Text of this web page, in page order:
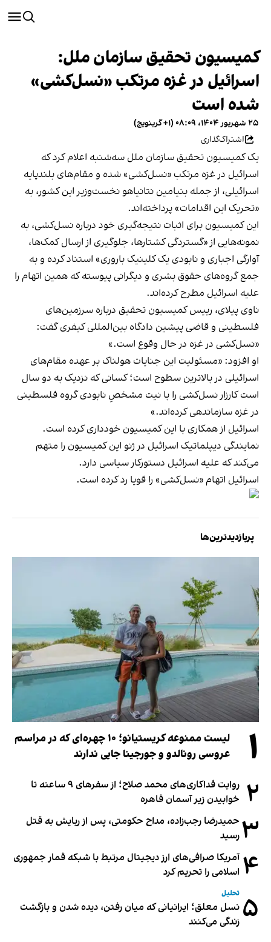
کمیسیون تحقیق سازمان ملل:
اسرائیل در غزه مرتکب «نسل‌کشی»
شده است
۲۵ شهریور ۱۴۰۴، ۰۸:۰۹ (‎+۱ گرینویچ)
اشتراک‌گذاری
یک کمیسیون تحقیق سازمان ملل سه‌شنبه اعلام کرد که
اسرائیل در غزه مرتکب «نسل‌کشی» شده و مقام‌های بلندپایه‌
اسرائیلی، از جمله بنیامین نتانیاهو نخست‌وزیر این کشور، به
«تحریک این اقدامات» پرداخته‌اند.
این کمیسیون برای اثبات نتیجه‌گیری خود درباره‌ نسل‌کشی، به
نمونه‌هایی از «گستردگی کشتارها، جلوگیری از ارسال کمک‌ها،
آوارگی اجباری و نابودی یک کلینیک باروری» استناد کرده و به
جمع گروه‌های حقوق بشری و دیگرانی پیوسته که همین اتهام را
علیه اسرائیل مطرح کرده‌اند.
ناوی پیلای، رییس کمیسیون تحقیق درباره سرزمین‌های
فلسطینی و قاضی پیشین دادگاه بین‌المللی کیفری گفت:
«نسل‌کشی در غزه در حال وقوع است.»
او افزود: «مسئولیت این جنایات هولناک بر عهده‌ مقام‌های
اسرائیلی در بالاترین سطوح است؛ کسانی که نزدیک به دو سال
است کارزار نسل‌کشی را با نیت مشخصِ نابودی گروه فلسطینی
در غزه سازماندهی کرده‌اند.»
اسرائیل از همکاری با این کمیسیون خودداری کرده است.
نمایندگی دیپلماتیک اسرائیل در ژنو این کمیسیون را متهم
می‌کند که علیه اسرائیل دستورکار سیاسی دارد.
اسرائیل اتهام «نسل‌کشی» را قویا رد کرده است.
پربازدیدترین‌ها
۱
لیست ممنوعه کریستیانو؛ ۱۰ چهره‌ای که در مراسم
عروسی رونالدو و جورجینا جایی ندارند
۲
روایت فداکاری‌های محمد صلاح؛ از سفرهای ۹ ساعته تا
خوابیدن زیر آسمان قاهره
۳ حمیدرضا رجب‌زاده، مداح حکومتی، پس از ربایش به قتل
رسید
۴ آمریکا صرافی‌های ارز دیجیتال مرتبط با شبکه قمار جمهوری
اسلامی را تحریم کرد
۵ تحلیل
نسل معلق؛ ایرانیانی که میان رفتن، دیده شدن و بازگشت
زندگی می‌کنند